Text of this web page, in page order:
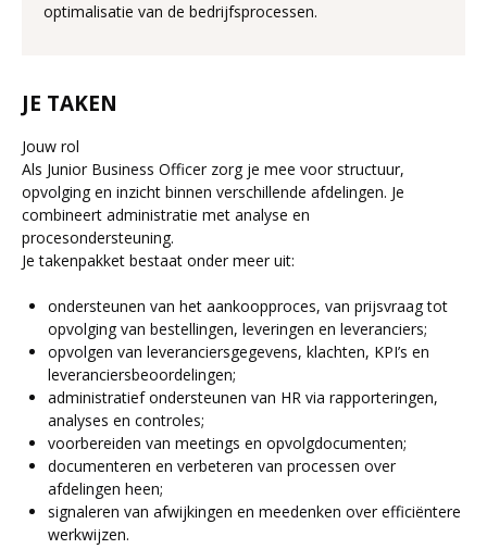
optimalisatie van de bedrijfsprocessen.
JE TAKEN
Jouw rol
Als Junior Business Officer zorg je mee voor structuur,
opvolging en inzicht binnen verschillende afdelingen. Je
combineert administratie met analyse en
procesondersteuning.
Je takenpakket bestaat onder meer uit:
ondersteunen van het aankoopproces, van prijsvraag tot
opvolging van bestellingen, leveringen en leveranciers;
opvolgen van leveranciersgegevens, klachten, KPI’s en
leveranciersbeoordelingen;
administratief ondersteunen van HR via rapporteringen,
analyses en controles;
voorbereiden van meetings en opvolgdocumenten;
documenteren en verbeteren van processen over
afdelingen heen;
signaleren van afwijkingen en meedenken over efficiëntere
werkwijzen.